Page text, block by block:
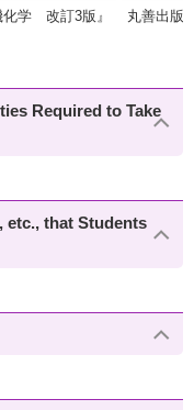
化学 改訂3版』 丸善出版
Required to Take
etc., that Students